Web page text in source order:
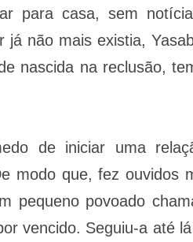
para casa, sem
já não mais existia,
nascida na reclusão,
de iniciar uma
modo que, fez ouvidos
pequeno povoado
vencido. Seguiu-a até